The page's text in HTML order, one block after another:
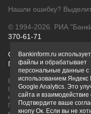
Нашли ошибку?
© 1994-2026. РИА
370-61-71
О проектеПолитика
Правовая информация
Вся информация о
bankinform.ru, носит
не является публичной
ГК РФ. Информация не
Bankinform.ru
файлы и обрабатывает
персональные данные с
использованием Яндекс
Google Analytics. Это
сайта и взаимодействие
Подтвердите ваше
кнопу Ок. Если вы не